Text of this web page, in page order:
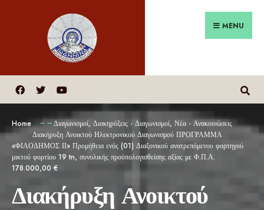
MENU
Home Διαγωνισμοί, Διακηρύξεις - Διαγωνισμοί, Νέα - Ανακοινώσεις
Διακήρυξη Ανοικτού Ηλεκτρονικού Διαγωνισμού ΠΡΟΓΡΑΜΜΑ
«ΦΙΛΟΔΗΜΟΣ ΙΙ» Προμήθεια ενός (01) Διαξονικού ανατρεπόμενου φορτηγού
μικτού φορτίου 19 tn, συνολικής προϋπολογισθείσης αξίας με Φ.Π.Α.
178.000,00 €
Διακήρυξη Ανοικτού